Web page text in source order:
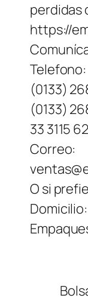
perdidas
https://
Telefono:
(0133)
(0133)
33 3115
Correo:
O si